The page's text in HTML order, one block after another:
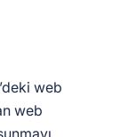
web
web